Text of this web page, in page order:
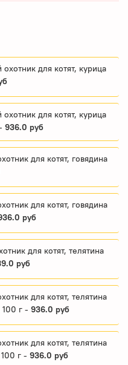
курица
курица
936.0 руб
говядина
говядина
руб
телятина
руб
телятина
г - 936.0 руб
телятина
г - 936.0 руб